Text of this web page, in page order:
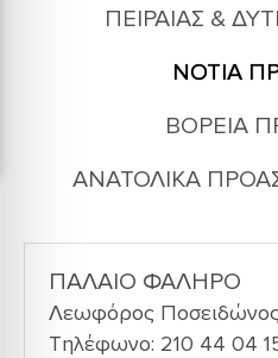
ΠΕΙΡΑΙΆΣ &
ΝΌΤΙΑ
ΒΌΡΕΙΑ
ΑΝΑΤΟΛΙΚΆ
ΠΑΛΑΙΟ ΦΑΛΗΡΟ
Λεωφόρος
Τηλέφωνο: 210 44 04